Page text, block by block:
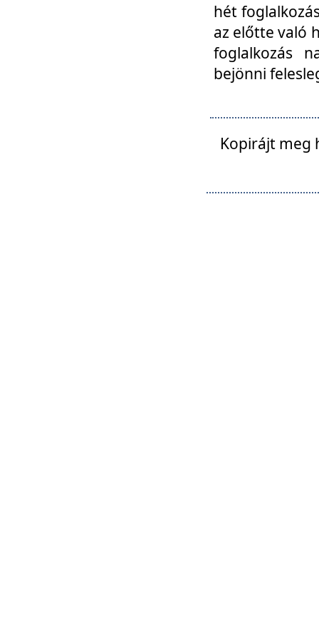
hét
az előtte való
foglalkozás
bejönni
Kopirájt meg